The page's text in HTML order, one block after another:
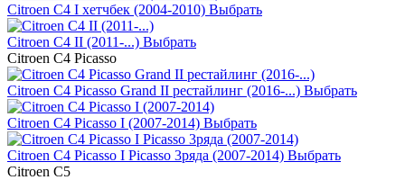
Citroen C4 I хетчбек (2004-2010) Выбрать
Citroen C4 II (2011-...) Выбрать
Citroen C4 Picasso
Citroen C4 Picasso Grand II рестайлинг (2016-...) Выбрать
Citroen C4 Picasso I (2007-2014) Выбрать
Citroen C4 Picasso I Picasso 3ряда (2007-2014) Выбрать
Citroen C5